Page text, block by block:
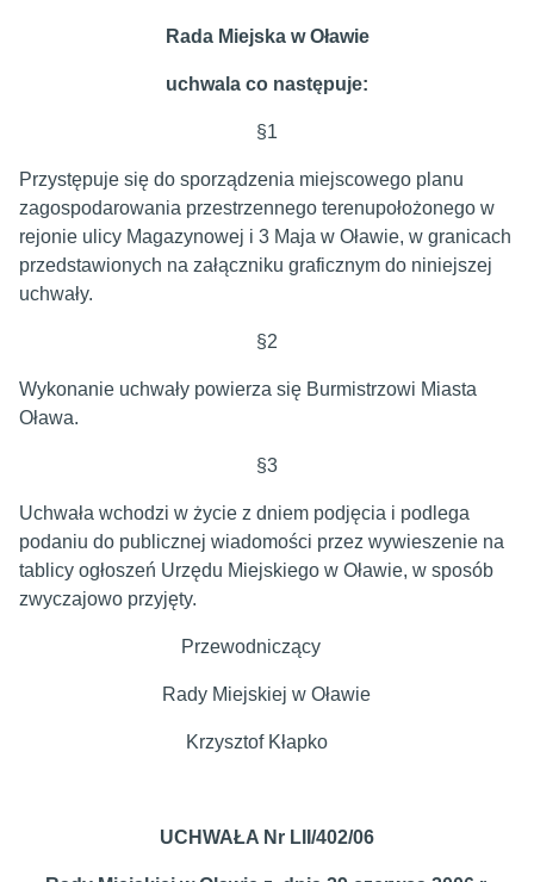
Rada Miejska w Oławie
uchwala co następuje:
§1
Przystępuje się do sporządzenia miejscowego planu
zagospodarowania przestrzennego terenupołożonego w
rejonie ulicy Magazynowej i 3 Maja w Oławie, w granicach
przedstawionych na załączniku graficznym do niniejszej
uchwały.
§2
Wykonanie uchwały powierza się Burmistrzowi Miasta
Oława.
§3
Uchwała wchodzi w życie z dniem podjęcia i podlega
podaniu do publicznej wiadomości przez wywieszenie na
tablicy ogłoszeń Urzędu Miejskiego w Oławie, w sposób
zwyczajowo przyjęty.
Przewodniczący
Rady Miejskiej w Oławie
Krzysztof Kłapko
UCHWAŁA Nr LII/402/06